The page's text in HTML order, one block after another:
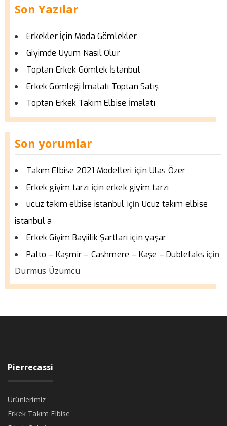
Son Yazılar
Erkekler İçin Moda Gömlekler
Giyimde Uyum Nasıl Olur
Toptan Erkek Gömlek İstanbul
Erkek Gömleği İmalatı Toptan Satış
Toptan Erkek Takım Elbise İmalatı
Son yorumlar
Takım Elbise 2021 Modelleri için Ulas Özer
Erkek giyim tarzı için erkek giyim tarzı
ucuz takım elbise istanbul için Ucuz takım elbise
istanbul a
Erkek Giyim Bayiilik Şartları içinyaşar
Palto – Kaşmir – Cashmere – Kaşe – Dublefaks için
Durmus Üzümcü
Pierrecassi
Ürünlerimiz
Erkek Takım Elbise